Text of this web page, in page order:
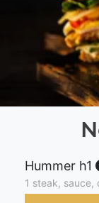
Hummer h1
1 steak, sauce,